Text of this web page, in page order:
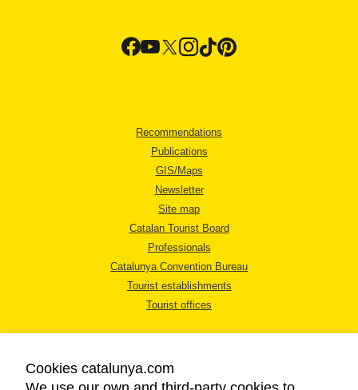
Recommendations
Publications
GIS/Maps
Newsletter
Site map
Catalan Tourist Board
Professionals
Catalunya Convention Bureau
Tourist establishments
Tourist offices
Cookies catalunya.com